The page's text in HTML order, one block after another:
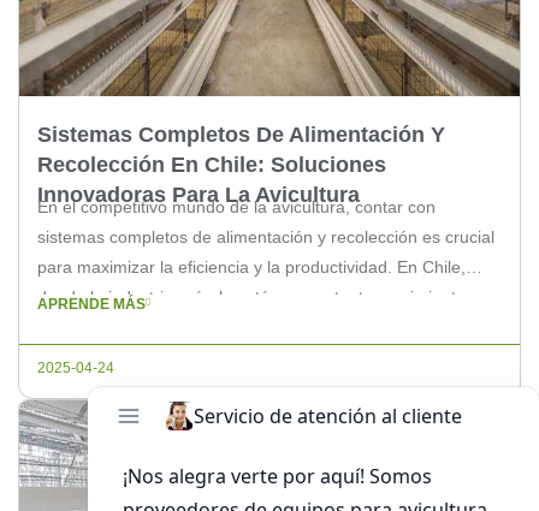
Sistemas Completos De Alimentación Y
Recolección En Chile: Soluciones
Innovadoras Para La Avicultura
En el competitivo mundo de la avicultura, contar con
sistemas completos de alimentación y recolección es crucial
para maximizar la eficiencia y la productividad. En Chile,
donde la industria avícola está en constante crecimiento, es
mantenerse a la […]
APRENDE MÁS
2025-04-24